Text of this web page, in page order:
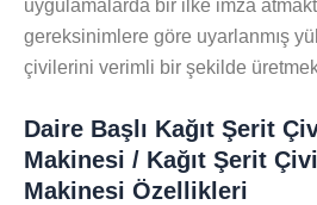
uygulamalarda bir ilke imza
gereksinimlere göre uyarlanmış
çivilerini verimli bir şekilde
Daire Başlı Kağıt Şerit
Makinesi / Kağıt Şerit
Makinesi Özellikleri